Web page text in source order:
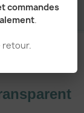
commandes
.
retour.